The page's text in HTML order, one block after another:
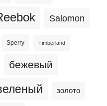
Salomon
Sperry Timberland
бежевый
золото